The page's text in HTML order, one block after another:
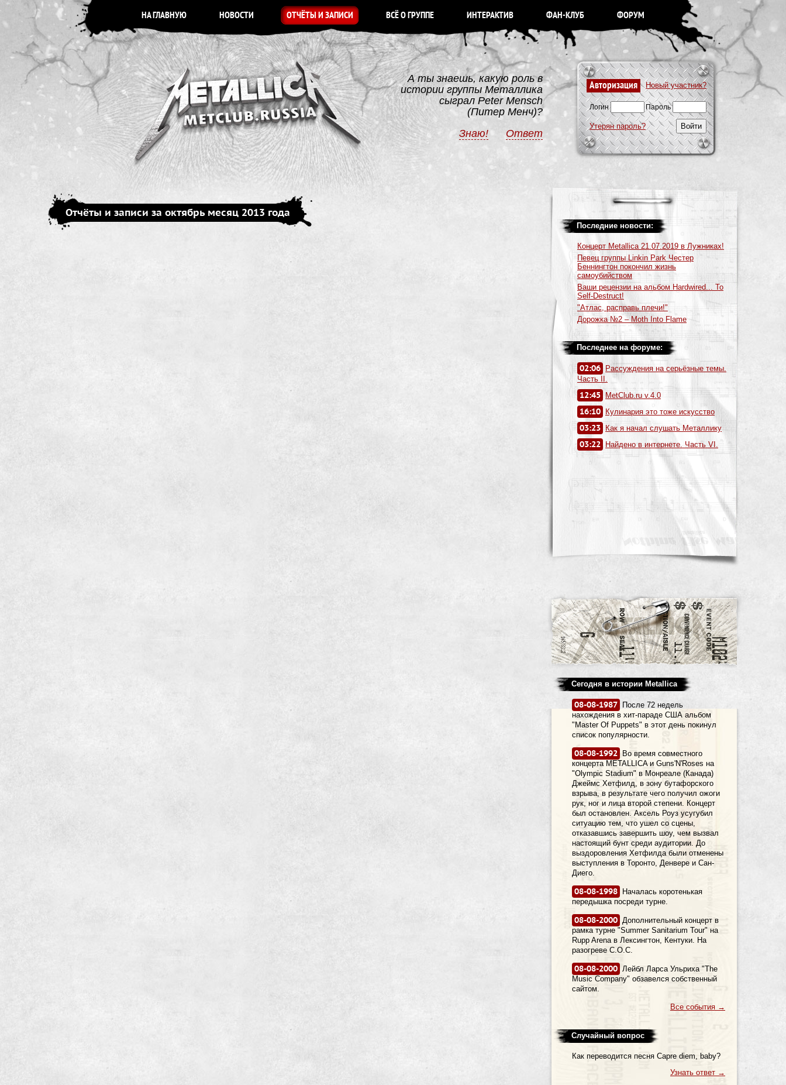
НА ГЛАВНУЮ НОВОСТИ ОТЧЁТЫ И ЗАПИСИ ВСЁ О ГРУППЕ ИНТЕРАКТИВ ФАН-КЛУБ ФОРУМ
Авторизация Новый участник?
Логин Пароль
Утерян пароль?
А ты знаешь, какую роль в
истории группы Металлика
сыграл Peter Mensch
(Питер Менч)?
Знаю!
Ответ
Отчёты и записи за октябрь месяц 2013 года
Последние новости:
Концерт Metallica 21.07.2019 в Лужниках!
Певец группы Linkin Park Честер
Беннингтон покончил жизнь
самоубийством
Ваши рецензии на альбом Hardwired... To
Self-Destruct!
"Атлас, расправь плечи!"
Дорожка №2 – Moth Into Flame
Последнее на форуме:
02:06
Рассуждения на серьёзные темы.
Часть II.
12:45 MetClub.ru v.4.0
16:10 Кулинария это тоже искусство
03:23 Как я начал слушать Металлику
03:22 Найдено в интернете. Часть VI.
Сегодня в истории Metallica
08-08-1987
После 72 недель
нахождения в хит-параде США альбом
"Master Of Puppets" в этот день покинул
список популярности.
08-08-1992
Во время совместного
концерта METALLICA и Guns'N'Roses на
"Olympic Stadium" в Монреале (Канада)
Джеймс Хетфилд, в зону бутафорского
взрыва, в результате чего получил ожоги
рук, ног и лица второй степени. Концерт
был остановлен. Аксель Роуз усугубил
ситуацию тем, что ушел со сцены,
отказавшись завершить шоу, чем вызвал
настоящий бунт среди аудитории. До
выздоровления Хетфилда были отменены
выступления в Торонто, Денвере и Сан-
Диего.
08-08-1998
Началась коротенькая
передышка посреди турне.
08-08-2000 Дополнительный концерт в
рамка турне "Summer Sanitarium Tour" на
Rupp Arena в Лексингтон, Кентуки. На
разогреве C.O.C.
08-08-2000 Лейбл Ларса Ульриха "The
Music Company" обзавелся собственный
сайтом.
Все события →
Случайный вопрос
Как пеpеводится песня Capre diem, baby?
Узнать ответ →